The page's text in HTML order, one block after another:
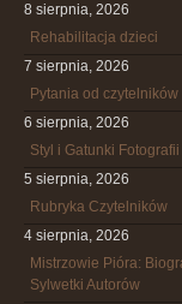
8 sierpnia, 2026
Rehabilitacja dzieci
7 sierpnia, 2026
Pytania od czytelników
6 sierpnia, 2026
Styl i Gatunki Fotografii
5 sierpnia, 2026
Rubryka Czytelników
4 sierpnia, 2026
Mistrzowie Pióra:
Sylwetki Autorów